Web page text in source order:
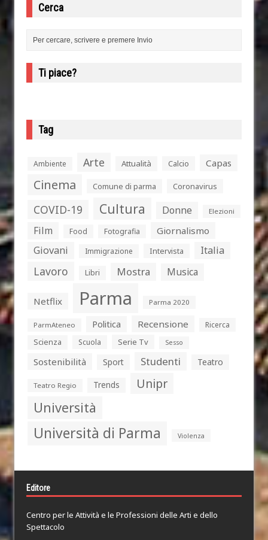
Cerca
Ti piace?
Tag
Ambiente Arte Attualità Calcio Capas
Cinema Comune di parma Coronavirus
COVID-19 Cultura Donne Elezioni
Film Food Fotografia Giornalismo
Giovani Immigrazione Intervista Italia
Lavoro Libri Mostra Musica
Netflix Parma Parma 2020
ParmAteneo Politica Recensione
Ricerca
Scienza
Scuola Serie Tv Sesso
Sostenibilità Sport Studenti Teatro
Teatro Regio Trends Unipr
Università
Università di Parma Violenza
Editore
Centro per le Attività e le Professioni delle Arti e dello
Spettacolo